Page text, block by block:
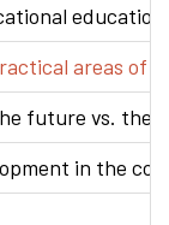
areas of
future vs. the
in the